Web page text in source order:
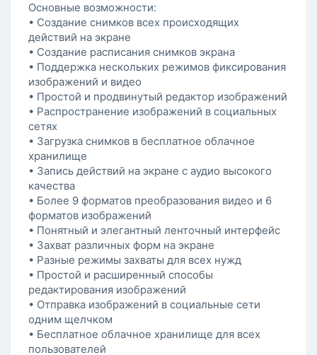
Основные возможности:
• Создание снимков всех происходящих
действий на экране
• Создание расписания снимков экрана
• Поддержка нескольких режимов фиксирования
изображений и видео
• Простой и продвинутый редактор изображений
• Распространение изображений в социальных
сетях
• Загрузка снимков в бесплатное облачное
хранилище
• Запись действий на экране с аудио высокого
качества
• Более 9 форматов преобразования видео и 6
форматов изображений
• Понятный и элегантный ленточный интерфейс
• Захват различных форм на экране
• Разные режимы захваты для всех нужд
• Простой и расширенный способы
редактирования изображений
• Отправка изображений в социальные сети
одним щелчком
• Бесплатное облачное хранилище для всех
пользователей